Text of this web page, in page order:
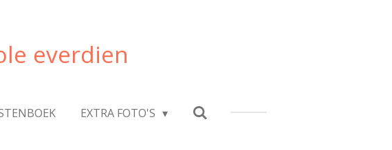
everdien
EXTRA FOTO'S